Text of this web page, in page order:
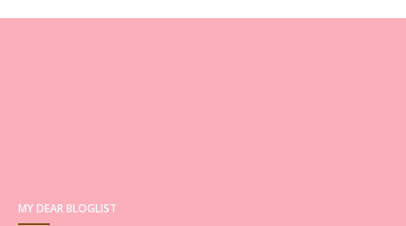
MY DEAR BLOGLIST